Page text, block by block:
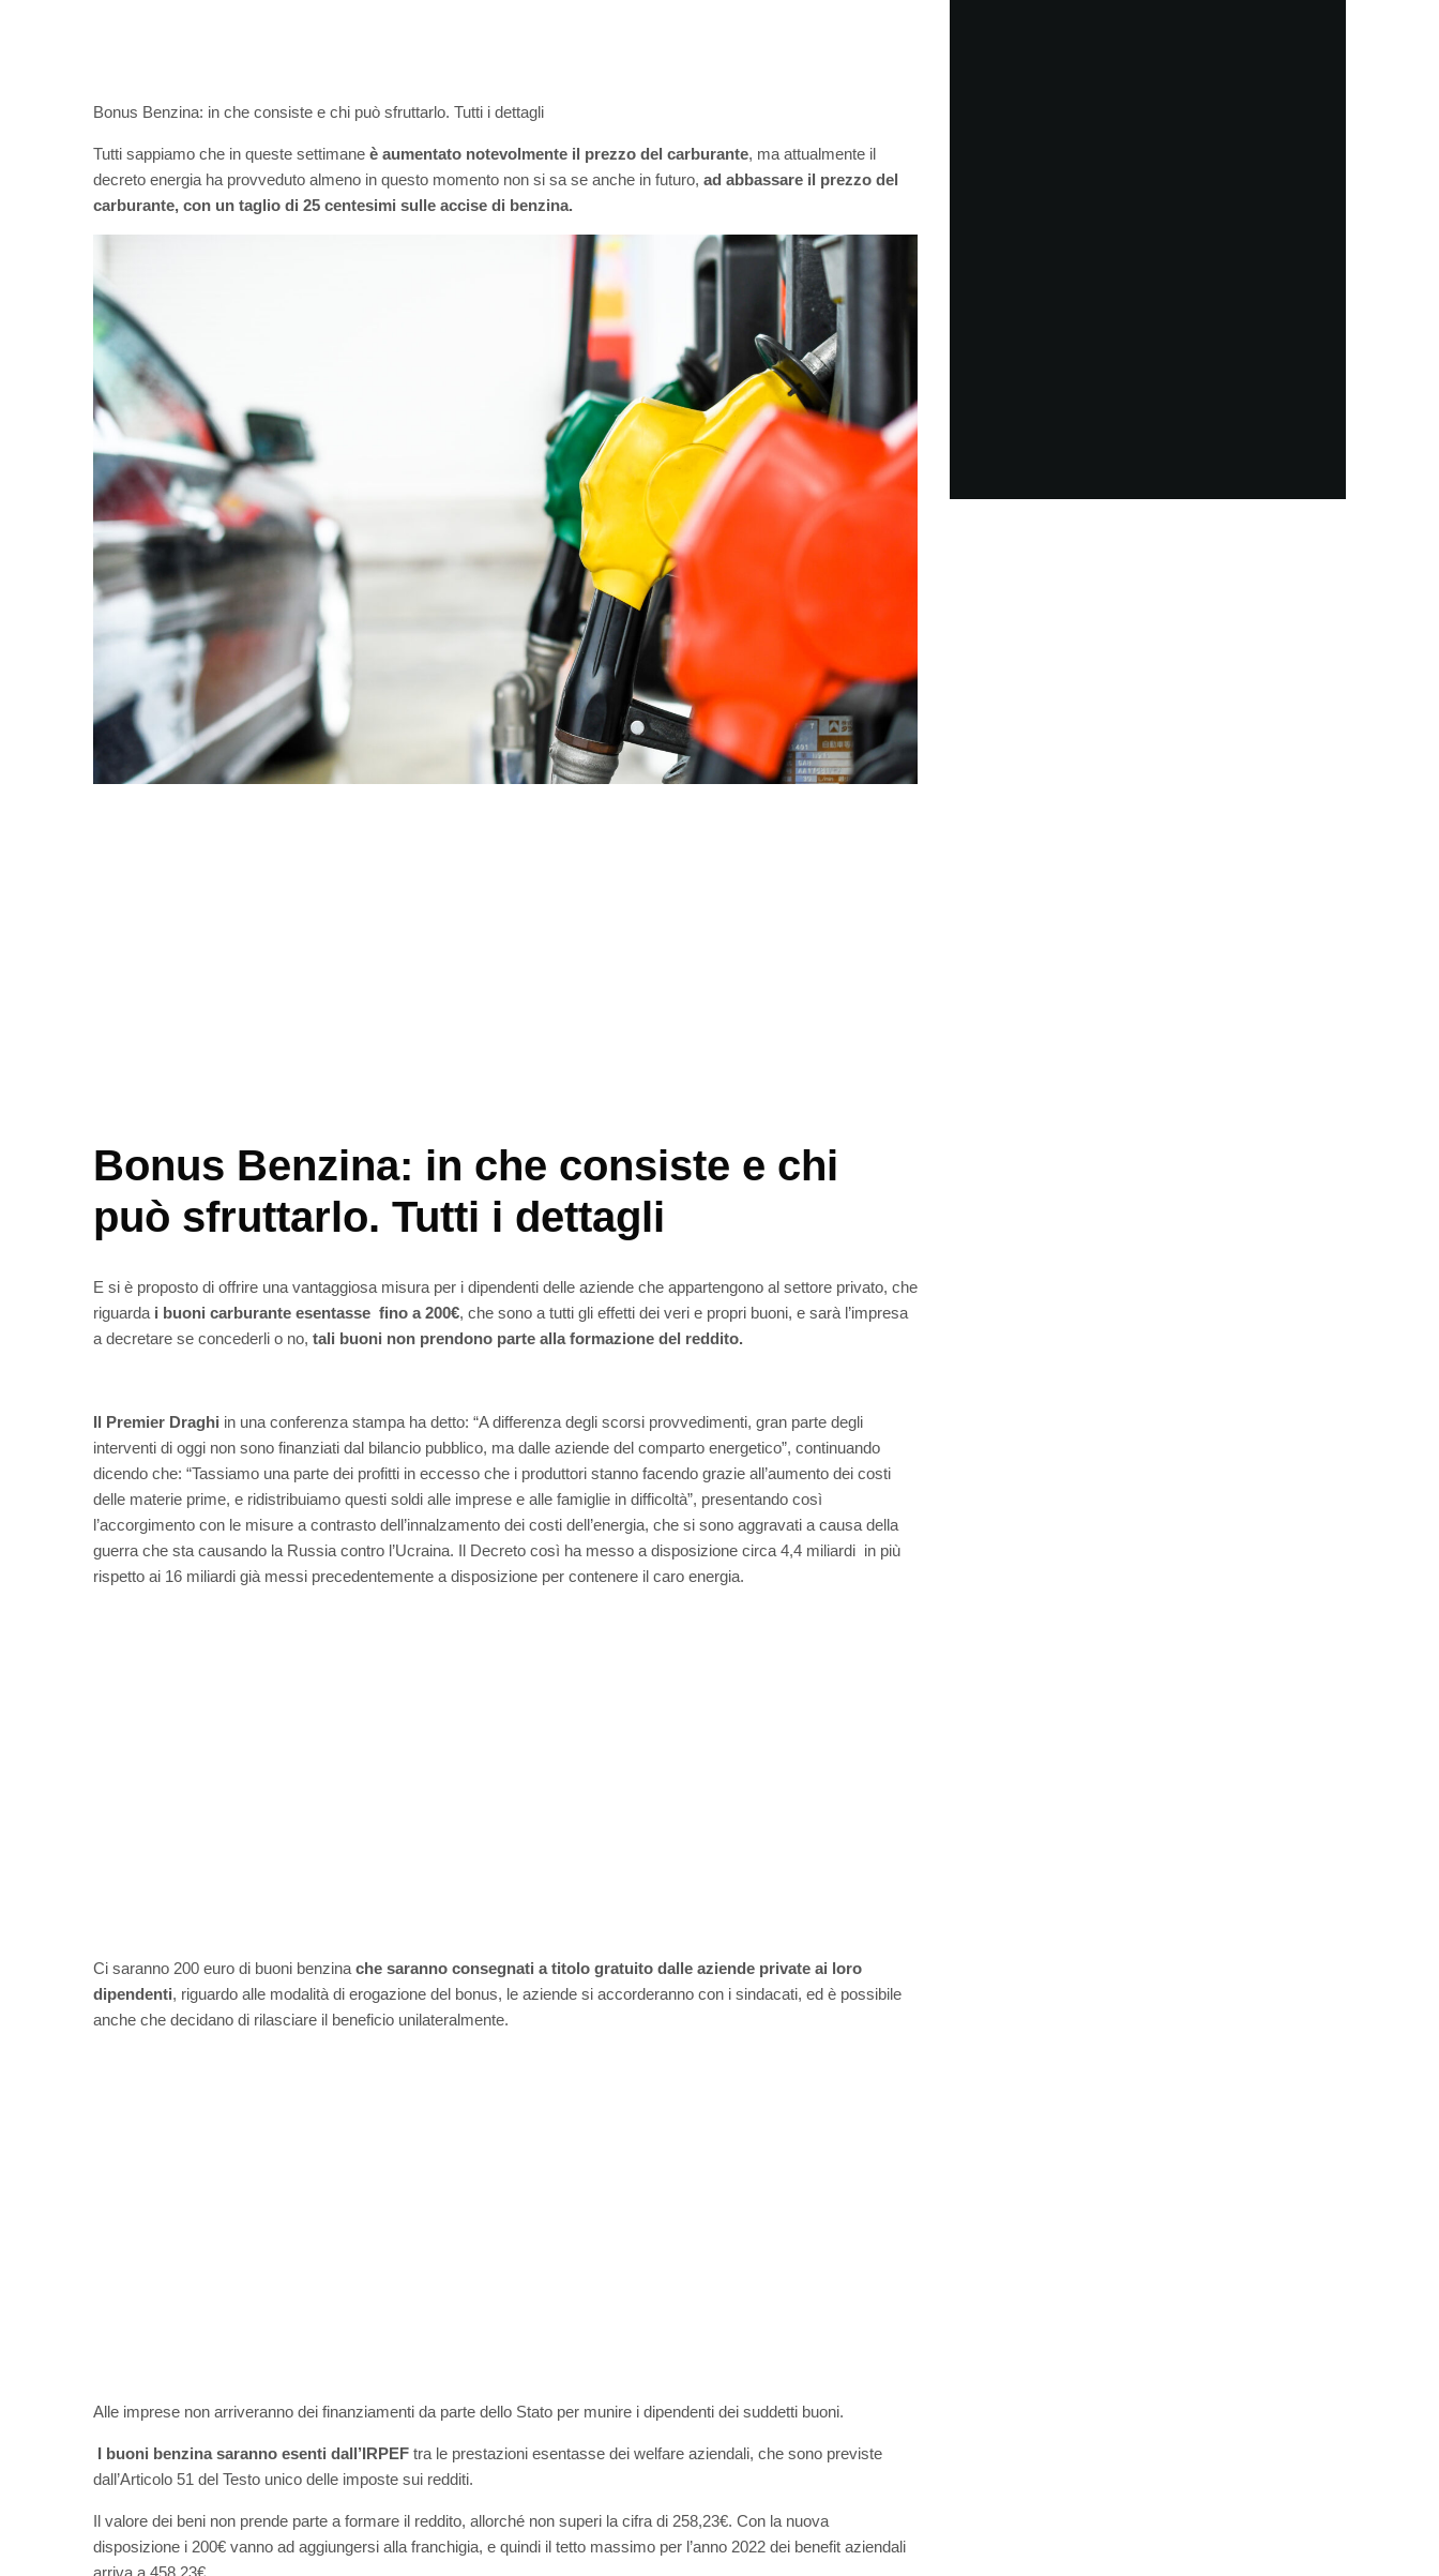
Bonus Benzina: in che consiste e chi può sfruttarlo. Tutti i dettagli
Tutti sappiamo che in queste settimane è aumentato notevolmente il prezzo del carburante, ma attualmente il
decreto energia ha provveduto almeno in questo momento non si sa se anche in futuro, ad abbassare il prezzo del
carburante, con un taglio di 25 centesimi sulle accise di benzina.
Bonus Benzina: in che consiste e chi
può sfruttarlo. Tutti i dettagli
E si è proposto di offrire una vantaggiosa misura per i dipendenti delle aziende che appartengono al settore privato, che
riguarda i buoni carburante esentasse fino a 200€, che sono a tutti gli effetti dei veri e propri buoni, e sarà l’impresa
a decretare se concederli o no, tali buoni non prendono parte alla formazione del reddito.
Il Premier Draghi in una conferenza stampa ha detto: “A differenza degli scorsi provvedimenti, gran parte degli
interventi di oggi non sono finanziati dal bilancio pubblico, ma dalle aziende del comparto energetico”, continuando
dicendo che: “Tassiamo una parte dei profitti in eccesso che i produttori stanno facendo grazie all’aumento dei costi
delle materie prime, e ridistribuiamo questi soldi alle imprese e alle famiglie in difficoltà”, presentando così
l’accorgimento con le misure a contrasto dell’innalzamento dei costi dell’energia, che si sono aggravati a causa della
guerra che sta causando la Russia contro l’Ucraina. Il Decreto così ha messo a disposizione circa 4,4 miliardi in più
rispetto ai 16 miliardi già messi precedentemente a disposizione per contenere il caro energia.
Ci saranno 200 euro di buoni benzina che saranno consegnati a titolo gratuito dalle aziende private ai loro
dipendenti, riguardo alle modalità di erogazione del bonus, le aziende si accorderanno con i sindacati, ed è possibile
anche che decidano di rilasciare il beneficio unilateralmente.
Alle imprese non arriveranno dei finanziamenti da parte dello Stato per munire i dipendenti dei suddetti buoni.
I buoni benzina saranno esenti dall’IRPEF tra le prestazioni esentasse dei welfare aziendali, che sono previste
dall’Articolo 51 del Testo unico delle imposte sui redditi.
Il valore dei beni non prende parte a formare il reddito, allorché non superi la cifra di 258,23€. Con la nuova
disposizione i 200€ vanno ad aggiungersi alla franchigia, e quindi il tetto massimo per l’anno 2022 dei benefit aziendali